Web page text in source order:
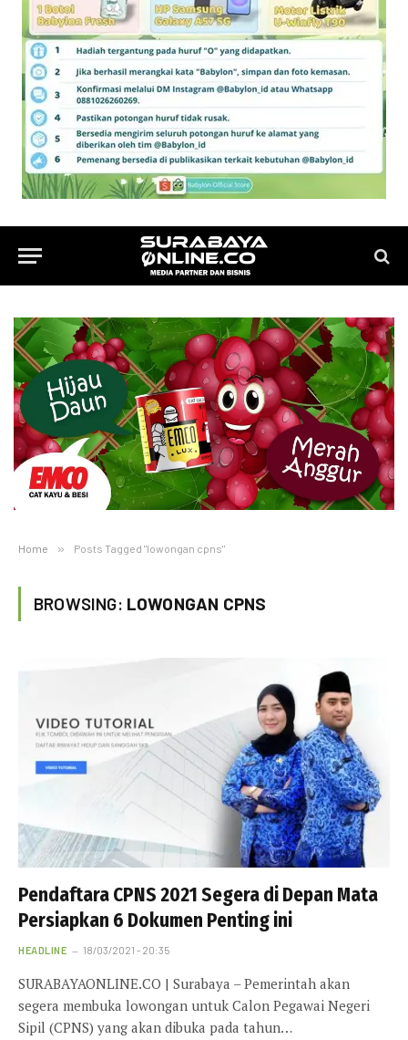
Home » Posts Tagged "lowongan cpns"
BROWSING: LOWONGAN CPNS
Pendaftara CPNS 2021 Segera di Depan Mata
Persiapkan 6 Dokumen Penting ini
HEADLINE 18/03/2021 - 20:35
SURABAYAONLINE.CO | Surabaya – Pemerintah akan
segera membuka lowongan untuk Calon Pegawai Negeri
Sipil (CPNS) yang akan dibuka pada tahun…